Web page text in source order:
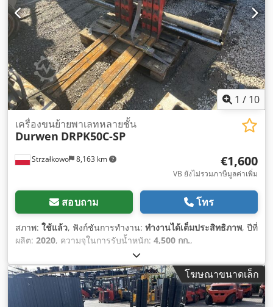
1 / 10
Strzałkowo 8,163 km
เครื่องขนย้ายพาเลทหลายชั้น
Durwen DRPK50C-SP
€1,600
VB ยังไม่รวมภาษีมูลค่าเพิ่ม
สอบถาม โทร
สภาพ: ใช้แล้ว, ฟังก์ชันการทำงาน: ทำงานได้เต็มประสิทธิภาพ, ปีที่
ผลิต: 2020, ความจุในการรับน้ำหนัก: 4,500 กก.,
โฆษณาขนาดเล็ก